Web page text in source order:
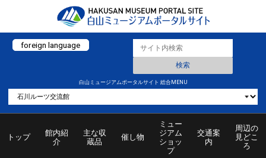
foreign language
白山ミュージアムポータルサイト 総合MENU
トップ
館内紹
介
主な収
蔵品
催し物
ミュー
ジアム
ショッ
プ
交通案
内
周辺の
見どこ
ろ